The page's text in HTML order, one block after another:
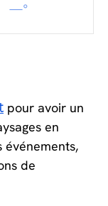
—°
pour avoir un
en
événements,
de